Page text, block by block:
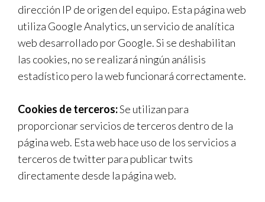
dirección IP de origen del equipo. Esta página web
utiliza Google Analytics, un servicio de analítica
web desarrollado por Google. Si se deshabilitan
las cookies, no se realizará ningún análisis
estadístico pero la web funcionará correctamente.
Cookies de terceros:Se utilizan para
proporcionar servicios de terceros dentro de la
página web. Esta web hace uso de los servicios a
terceros de twitter para publicar twits
directamente desde la página web.